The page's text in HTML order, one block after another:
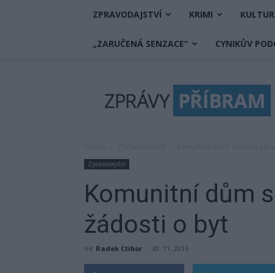
ZPRAVODAJSTVÍ KRIMI
„ZARUČENÁ SENZACE“ CYNIKŮV
Příbram
Zpravodajství
Komunitní dům
žádosti o byt
od Radek Ctibor - 30. 11. 2016